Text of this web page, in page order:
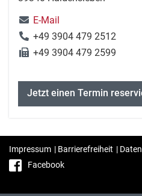
E-Mail
+49 3904 479 2512
+49 3904 479 2599
Jetzt einen Termin
Impressum | Barrierefreiheit |
Facebook